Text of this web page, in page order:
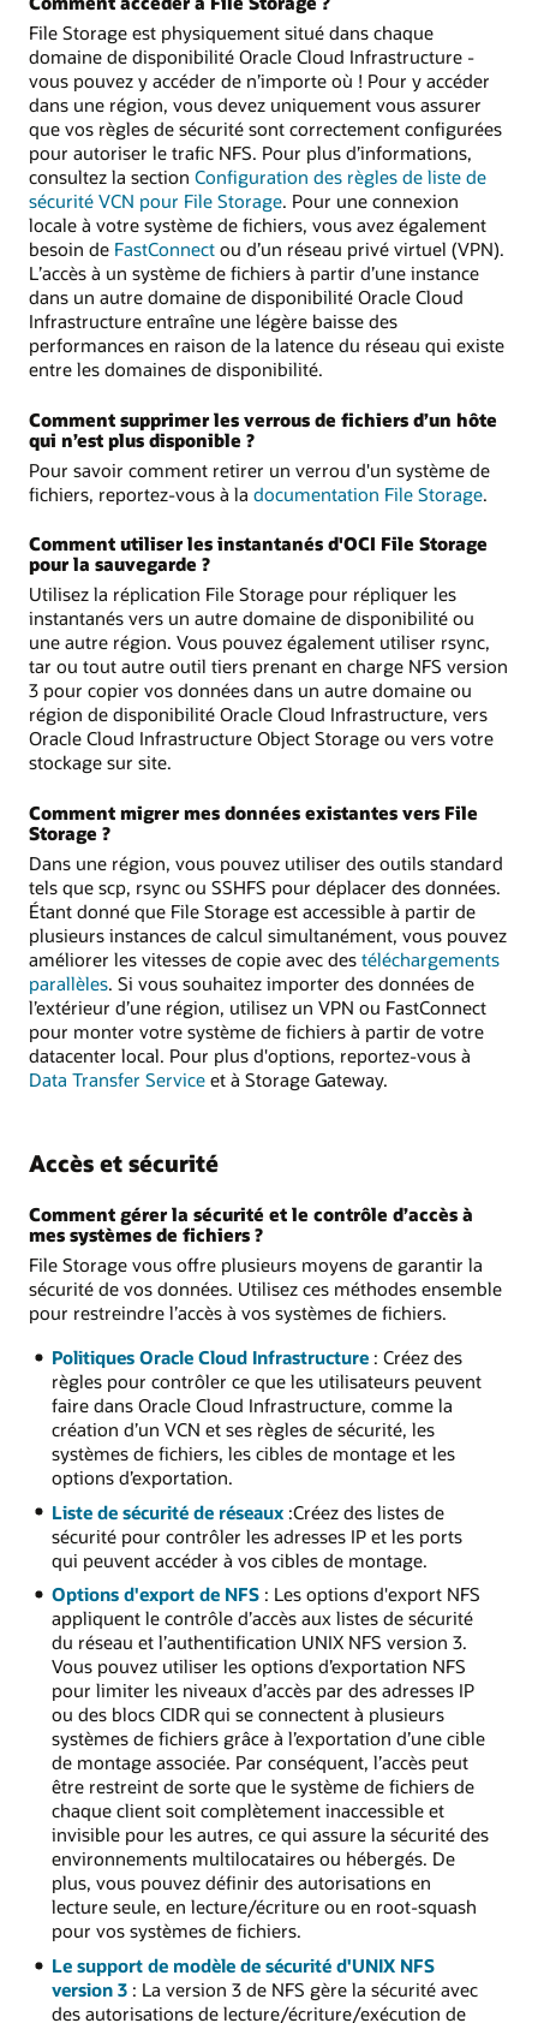
File Storage est physiquement situé dans chaque
domaine de disponibilité Oracle Cloud Infrastructure -
vous pouvez y accéder de n’importe où ! Pour y accéder
dans une région, vous devez uniquement vous assurer
que vos règles de sécurité sont correctement configurées
pour autoriser le trafic NFS. Pour plus d’informations,
consultez la section Configuration des règles de liste de
sécurité VCN pour File Storage. Pour une connexion
locale à votre système de fichiers, vous avez également
besoin de FastConnect ou d’un réseau privé virtuel (VPN).
L’accès à un système de fichiers à partir d’une instance
dans un autre domaine de disponibilité Oracle Cloud
Infrastructure entraîne une légère baisse des
performances en raison de la latence du réseau qui existe
entre les domaines de disponibilité.
Comment supprimer les verrous de fichiers d’un hôte
qui n’est plus disponible ?
Pour savoir comment retirer un verrou d'un système de
fichiers, reportez-vous à la documentation File Storage.
Comment utiliser les instantanés d'OCI File Storage
pour la sauvegarde ?
Utilisez la réplication File Storage pour répliquer les
instantanés vers un autre domaine de disponibilité ou
une autre région. Vous pouvez également utiliser rsync,
tar ou tout autre outil tiers prenant en charge NFS version
3 pour copier vos données dans un autre domaine ou
région de disponibilité Oracle Cloud Infrastructure, vers
Oracle Cloud Infrastructure Object Storage ou vers votre
stockage sur site.
Comment migrer mes données existantes vers File
Storage ?
Dans une région, vous pouvez utiliser des outils standard
tels que scp, rsync ou SSHFS pour déplacer des données.
Étant donné que File Storage est accessible à partir de
plusieurs instances de calcul simultanément, vous pouvez
améliorer les vitesses de copie avec des téléchargements
parallèles. Si vous souhaitez importer des données de
l’extérieur d’une région, utilisez un VPN ou FastConnect
pour monter votre système de fichiers à partir de votre
datacenter local. Pour plus d'options, reportez-vous à
Data Transfer Service et à Storage Gateway.
Accès et sécurité
Comment gérer la sécurité et le contrôle d’accès à
mes systèmes de fichiers ?
File Storage vous offre plusieurs moyens de garantir la
sécurité de vos données. Utilisez ces méthodes ensemble
pour restreindre l’accès à vos systèmes de fichiers.
Politiques Oracle Cloud Infrastructure: Créez des
règles pour contrôler ce que les utilisateurs peuvent
faire dans Oracle Cloud Infrastructure, comme la
création d’un VCN et ses règles de sécurité, les
systèmes de fichiers, les cibles de montage et les
options d’exportation.
Liste de sécurité de réseaux:Créez des listes de
sécurité pour contrôler les adresses IP et les ports
qui peuvent accéder à vos cibles de montage.
Options d'export de NFS : Les options d'export NFS
appliquent le contrôle d’accès aux listes de sécurité
du réseau et l’authentification UNIX NFS version 3.
Vous pouvez utiliser les options d’exportation NFS
pour limiter les niveaux d’accès par des adresses IP
ou des blocs CIDR qui se connectent à plusieurs
systèmes de fichiers grâce à l’exportation d’une cible
de montage associée. Par conséquent, l’accès peut
être restreint de sorte que le système de fichiers de
chaque client soit complètement inaccessible et
invisible pour les autres, ce qui assure la sécurité des
environnements multilocataires ou hébergés. De
plus, vous pouvez définir des autorisations en
lecture seule, en lecture/écriture ou en root-squash
pour vos systèmes de fichiers.
Le support de modèle de sécurité d'UNIX NFS
version 3: La version 3 de NFS gère la sécurité avec
des autorisations de lecture/écriture/exécution de